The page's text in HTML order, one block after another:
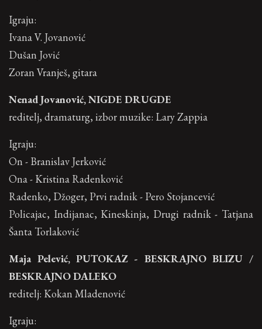
Igraju:
Ivana V. Jovanović
Dušan Jović
Zoran Vranješ, gitara
Nenad Jovanović, NIGDE DRUGDE
reditelj, dramaturg, izbor muzike: Lary Zappia
Igraju:
On - Branislav Jerković
Ona - Kristina Radenković
Radenko, Džoger, Prvi radnik - Pero Stojancević
Policajac, Indijanac, Kineskinja, Drugi radnik - Tatjana
Šanta Torlaković
Maja Pelević, PUTOKAZ - BESKRAJNO BLIZU /
BESKRAJNO DALEKO
reditelj: Kokan Mladenović
Igraju: